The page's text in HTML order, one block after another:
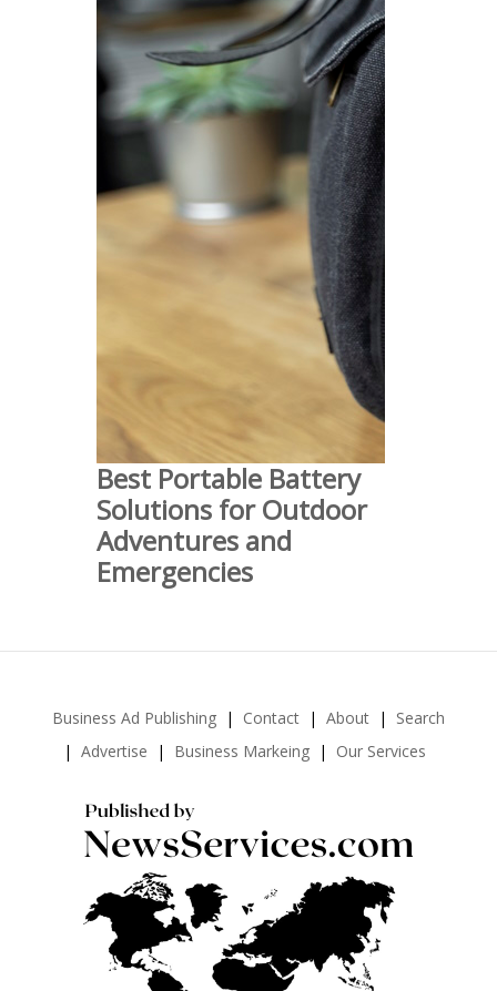
Best Portable Battery
Solutions for Outdoor
Adventures and
Emergencies
Business Ad Publishing Contact About
Search
Advertise
Business Markeing Our Services